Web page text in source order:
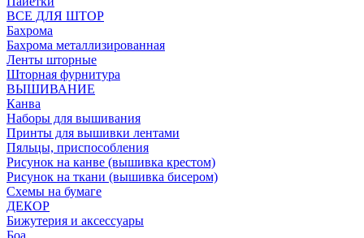
ВСЕ ДЛЯ ШТОР
Бахрома
Бахрома металлизированная
Ленты шторные
Шторная фурнитура
ВЫШИВАНИЕ
Канва
Наборы для вышивания
Принты для вышивки лентами
Пяльцы, приспособления
Рисунок на канве (вышивка крестом)
Рисунок на ткани (вышивка бисером)
Схемы на бумаге
ДЕКОР
Бижутерия и аксессуары
Боа